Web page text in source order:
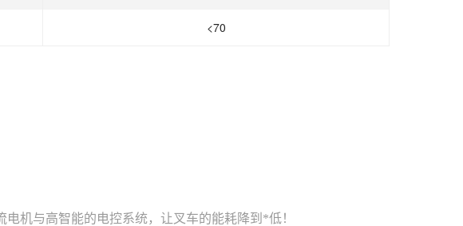
<70
机与高智能的电控系统，让叉车的能耗降到*低！